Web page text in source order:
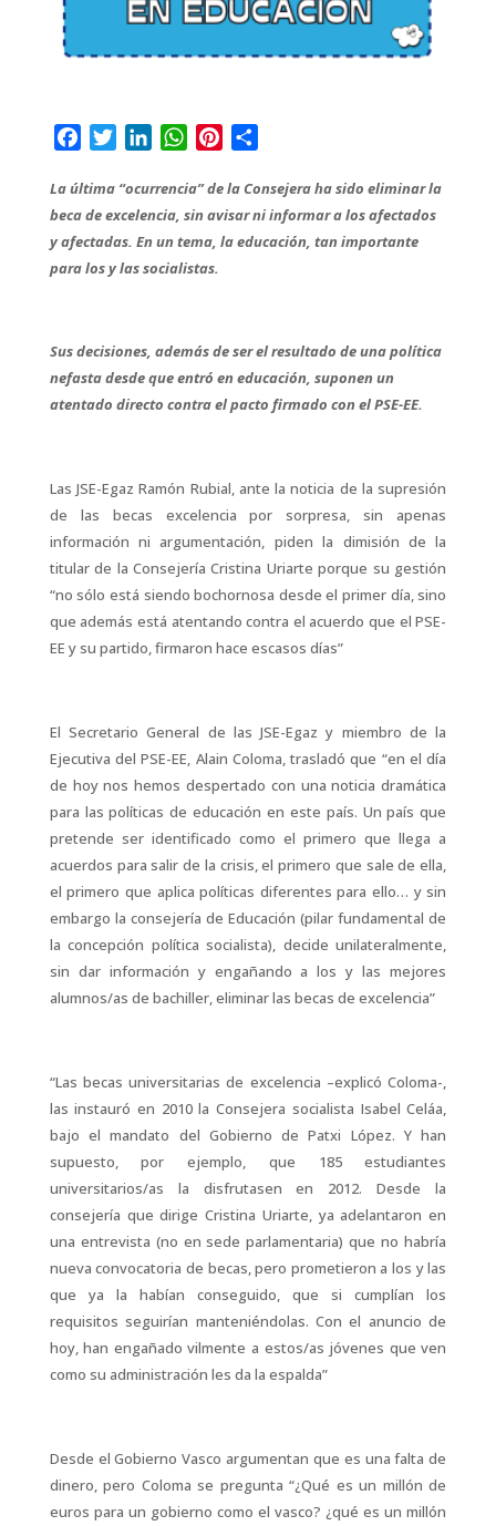
c
e
b
o
i
t
t
e
n
k
e
d
W
a
t
s
A
n
t
e
t
m
p
a
r
La última “ocurrencia” de la Consejera ha sido eliminar la
beca de excelencia, sin avisar ni informar a los afectados
y afectadas. En un tema, la educación, tan importante
para los y las socialistas.
Sus decisiones, además de ser el resultado de una política
nefasta desde que entró en educación, suponen un
atentado directo contra el pacto firmado con el PSE-EE.
Las JSE-Egaz Ramón Rubial, ante la noticia de la supresión
de las becas excelencia por sorpresa, sin apenas
información ni argumentación, piden la dimisión de la
titular de la Consejería Cristina Uriarte porque su gestión
“no sólo está siendo bochornosa desde el primer día, sino
que además está atentando contra el acuerdo que el PSE-
EE y su partido, firmaron hace escasos días”
El Secretario General de las JSE-Egaz y miembro de la
Ejecutiva del PSE-EE, Alain Coloma, trasladó que “en el día
de hoy nos hemos despertado con una noticia dramática
para las políticas de educación en este país. Un país que
pretende ser identificado como el primero que llega a
acuerdos para salir de la crisis, el primero que sale de ella,
el primero que aplica políticas diferentes para ello… y sin
embargo la consejería de Educación (pilar fundamental de
la concepción política socialista), decide unilateralmente,
sin dar información y engañando a los y las mejores
alumnos/as de bachiller, eliminar las becas de excelencia”
“Las becas universitarias de excelencia –explicó Coloma-,
las instauró en 2010 la Consejera socialista Isabel Celáa,
bajo el mandato del Gobierno de Patxi López. Y han
supuesto, por ejemplo, que 185 estudiantes
universitarios/as la disfrutasen en 2012. Desde la
consejería que dirige Cristina Uriarte, ya adelantaron en
una entrevista (no en sede parlamentaria) que no habría
nueva convocatoria de becas, pero prometieron a los y las
que ya la habían conseguido, que si cumplían los
requisitos seguirían manteniéndolas. Con el anuncio de
hoy, han engañado vilmente a estos/as jóvenes que ven
como su administración les da la espalda”
Desde el Gobierno Vasco argumentan que es una falta de
dinero, pero Coloma se pregunta “¿Qué es un millón de
euros para un gobierno como el vasco? ¿qué es un millón